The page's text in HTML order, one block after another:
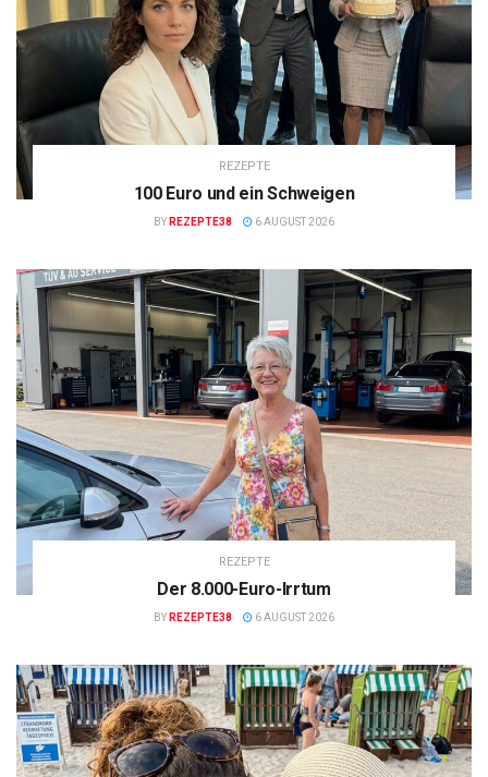
REZEPTE
100 Euro und ein Schweigen
BY REZEPTE38 6 AUGUST 2026
REZEPTE
Der 8.000-Euro-Irrtum
BY REZEPTE38 6 AUGUST 2026